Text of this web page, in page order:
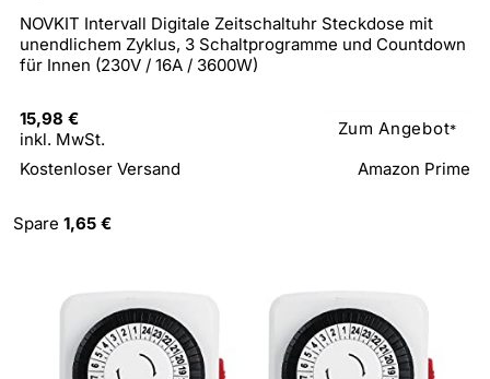
NOVKIT Intervall Digitale Zeitschaltuhr Steckdose mit
unendlichem Zyklus, 3 Schaltprogramme und Countdown
für Innen (230V / 16A / 3600W)
15,98 €
inkl. MwSt.
Zum Angebot*
Kostenloser Versand Amazon Prime
Spare 1,65 €